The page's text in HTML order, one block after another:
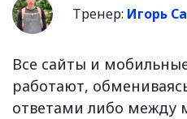
Тренер: Игорь
Все сайты и
работают,
ответами либо между